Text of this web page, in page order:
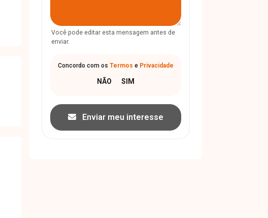
Você pode editar esta mensagem antes de
enviar.
Concordo com os Termos e Privacidade
Enviar meu interesse